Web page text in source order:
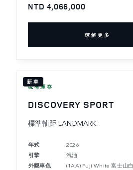
NTD 4,066,000
暸解更多
新車
現有庫存
DISCOVERY SPORT
標準軸距 LANDMARK
年式
2026
引擎
汽油
外觀車色
(1AA) Fuji White 富士山白